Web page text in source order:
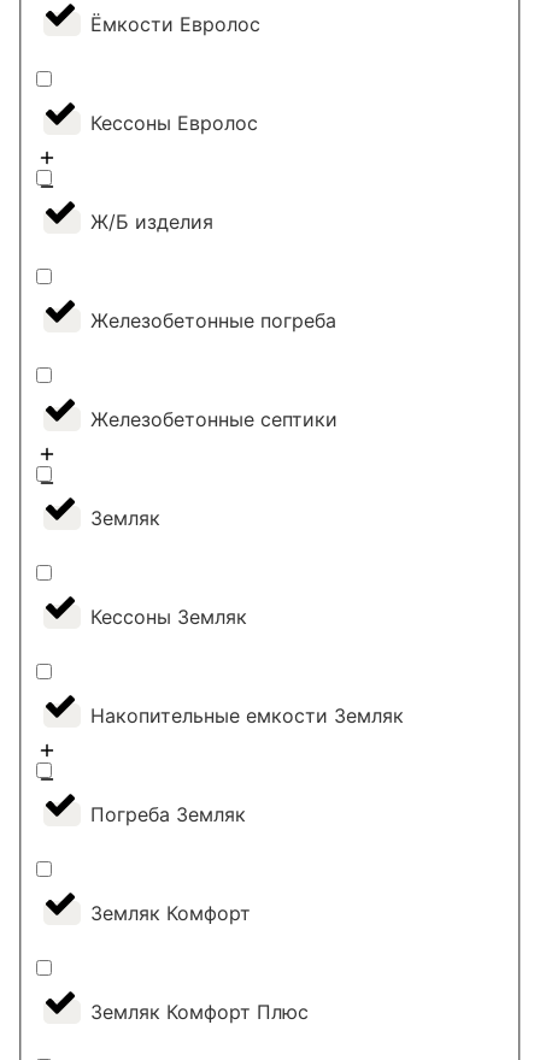
Ёмкости Евролос
Кессоны Евролос
Ж/Б изделия
Железобетонные погреба
Железобетонные септики
Земляк
Кессоны Земляк
Накопительные емкости Земляк
Погреба Земляк
Земляк Комфорт
Земляк Комфорт Плюс